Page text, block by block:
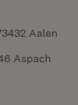
in neuem
Aalen
Aspach